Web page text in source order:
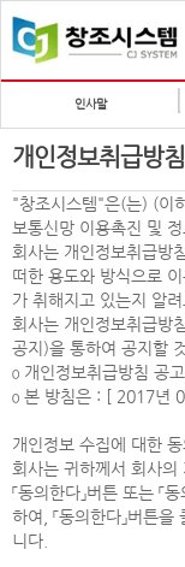
인사말
개인정보취급방침
"창조시스템"은(는) (이
보통신망 이용촉진 및
회사는 개인정보취급방
떠한 용도와 방식으로
가 취해지고 있는지 알려
회사는 개인정보취급방
공지)을 통하여 공지할
ο 개인정보취급방침 공
ο 본 방침은 : [ 2017년
개인정보 수집에 대한
회사는 귀하께서 회사의
「동의한다」버튼 또는
하여, 「동의한다」버튼
니다.